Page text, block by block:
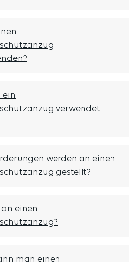
ein
verwendet
werden an einen
gestellt?
einen
man einen